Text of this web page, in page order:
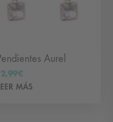
Aurel
€
MÁS